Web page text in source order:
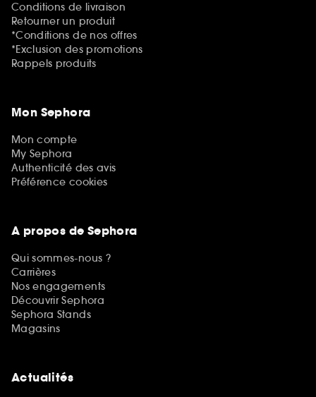
Conditions de livraison
Retourner un produit
*Conditions de nos offres
*Exclusion des promotions
Rappels produits
Mon Sephora
Mon compte
My Sephora
Authenticité des avis
Préférence cookies
A propos de Sephora
Qui sommes-nous ?
Carrières
Nos engagements
Découvrir Sephora
Sephora Stands
Magasins
Actualités